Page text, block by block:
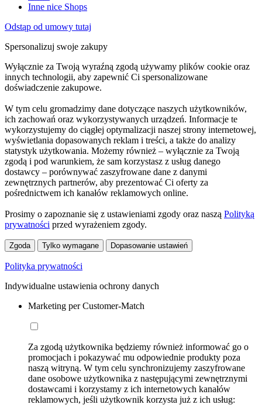
Inne nice Shops
Odstąp od umowy tutaj
Spersonalizuj swoje zakupy
Wyłącznie za Twoją wyraźną zgodą używamy plików cookie oraz
innych technologii, aby zapewnić Ci spersonalizowane
doświadczenie zakupowe.
W tym celu gromadzimy dane dotyczące naszych użytkowników,
ich zachowań oraz wykorzystywanych urządzeń. Informacje te
wykorzystujemy do ciągłej optymalizacji naszej strony internetowej,
wyświetlania dopasowanych reklam i treści, a także do analizy
statystyk użytkowania. Możemy również – wyłącznie za Twoją
zgodą i pod warunkiem, że sam korzystasz z usług danego
dostawcy – porównywać zaszyfrowane dane z danymi
zewnętrznych partnerów, aby prezentować Ci oferty za
pośrednictwem ich kanałów reklamowych online.
Prosimy o zapoznanie się z ustawieniami zgody oraz naszą Polityką
prywatności przed wyrażeniem zgody.
Zgoda Tylko wymagane Dopasowanie ustawień
Polityka prywatności
Indywidualne ustawienia ochrony danych
Marketing per Customer-Match
Za zgodą użytkownika będziemy również informować go o
promocjach i pokazywać mu odpowiednie produkty poza
naszą witryną. W tym celu synchronizujemy zaszyfrowane
dane osobowe użytkownika z następującymi zewnętrznymi
dostawcami i korzystamy z ich internetowych kanałów
reklamowych, jeśli użytkownik korzysta już z ich usług: